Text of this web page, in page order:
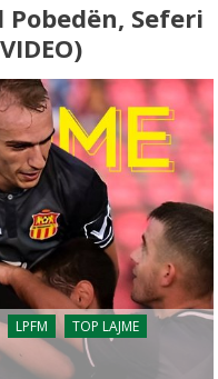
Pobedën, Seferi
LPFM TOP LAJME